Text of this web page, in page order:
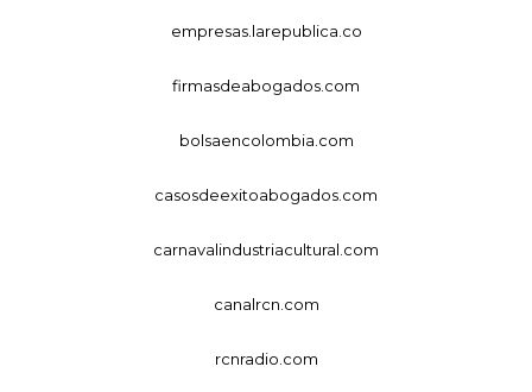
empresas.larepublica.co
firmasdeabogados.com
bolsaencolombia.com
casosdeexitoabogados.com
carnavalindustriacultural.com
canalrcn.com
rcnradio.com